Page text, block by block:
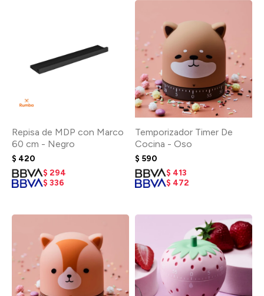
Repisa de MDP con Marco
60 cm - Negro
$ 420
$ 294
$ 336
Temporizador Timer De
Cocina - Oso
$ 590
$ 413
$ 472